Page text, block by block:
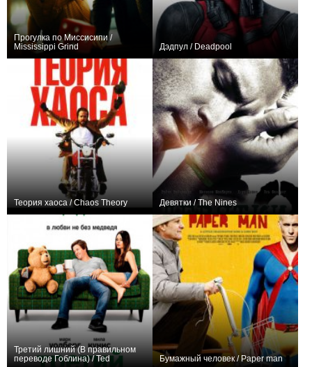
Прогулка по Миссисипи /
Mississippi Grind
Дэдпул / Deadpool
Теория хаоса / Chaos Theory Девятки / The Nines
Третий лишний (В правильном
переводе Гоблина) / Ted
Бумажный человек / Paper man